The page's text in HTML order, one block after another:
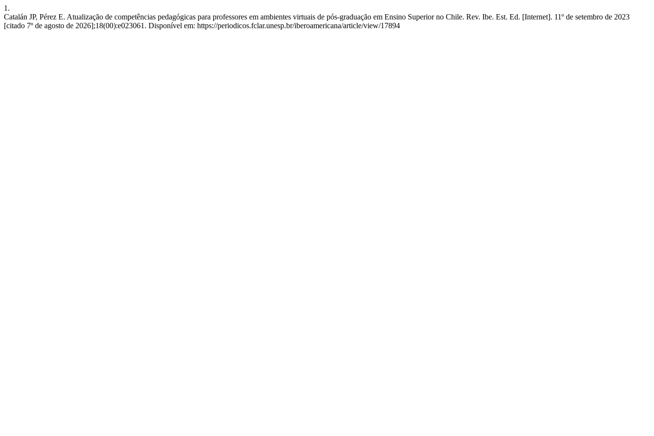
1.
Catalán JP, Pérez E. Atualização de competências pedagógicas para professores em ambientes virtuais de pós-graduação em Ensino Superior no Chile. Rev. Ibe. Est. Ed. [Internet]. 11º de setembro de 2023
[citado 7º de agosto de 2026];18(00):e023061. Disponível em: https://periodicos.fclar.unesp.br/iberoamericana/article/view/17894